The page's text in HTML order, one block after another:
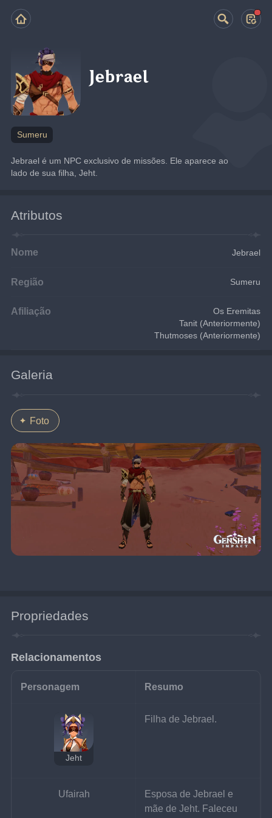
Jebrael
Sumeru
Jebrael é um NPC exclusivo de missões. Ele aparece ao
lado de sua filha, Jeht.
Atributos
Nome Jebrael
Região Sumeru
Afiliação
Os Eremitas
Tanit (Anteriormente)
Thutmoses (Anteriormente)
Galeria
Foto
Propriedades
Relacionamentos
Personagem Resumo
Jeht
Filha de Jebrael.
Ufairah
Esposa de Jebrael e
mãe de Jeht. Faleceu